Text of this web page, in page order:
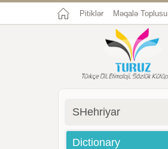
Pitiklər Məqalə Toplusu
SHehriyar
Dictionary